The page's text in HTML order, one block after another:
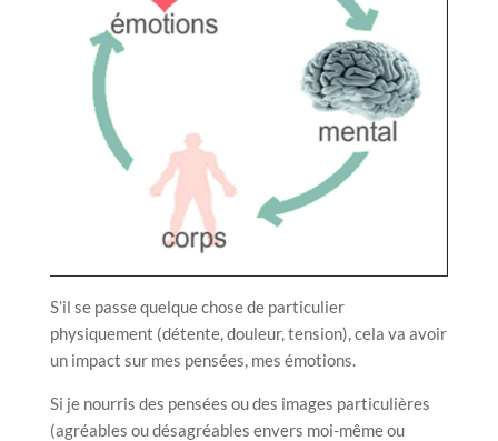
S’il se passe quelque chose de particulier
physiquement (détente, douleur, tension), cela va avoir
un impact sur mes pensées, mes émotions.
Si je nourris des pensées ou des images particulières
(agréables ou désagréables envers moi-même ou